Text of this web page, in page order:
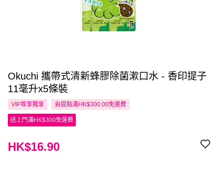
Okuchi 攜帶式清新蜂膠除菌漱口水 - 香印提子
11毫升x5條裝
VIP尊享獨享 自提點滿HK$300.00免運費
送上門滿HK$300免運費
HK$16.90